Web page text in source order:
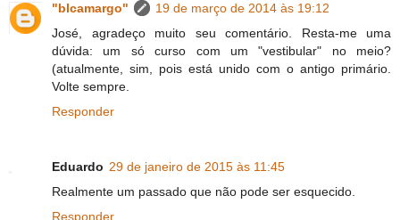
"blcamargo"
19 de março de 2014 às 19:12
José, agradeço muito seu comentário. Resta-me uma
dúvida: um só curso com um "vestibular" no meio?
(atualmente, sim, pois está unido com o antigo primário.
Volte sempre.
Responder
Eduardo 29 de janeiro de 2015 às 11:45
Realmente um passado que não pode ser esquecido.
Responder